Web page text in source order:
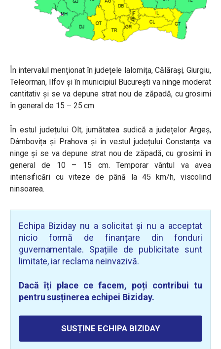
În intervalul menționat în județele Ialomița, Călărași, Giurgiu,
Teleorman, Ilfov și în municipiul București va ninge moderat
cantitativ și se va depune strat nou de zăpadă, cu grosimi
în general de 15 – 25 cm.
În estul județului Olt, jumătatea sudică a județelor Argeș,
Dâmbovița și Prahova și în vestul județului Constanța va
ninge și se va depune strat nou de zăpadă, cu grosimi în
general de 10 – 15 cm. Temporar vântul va avea
intensificări cu viteze de până la 45 km/h, viscolind
ninsoarea.
Echipa Biziday nu a solicitat și nu a acceptat
nicio formă de finanțare din fonduri
guvernamentale. Spațiile de publicitate sunt
limitate, iar reclama neinvazivă.
Dacă îți place ce facem, poți contribui tu
pentru susținerea echipei Biziday.
SUSȚINE ECHIPA BIZIDAY